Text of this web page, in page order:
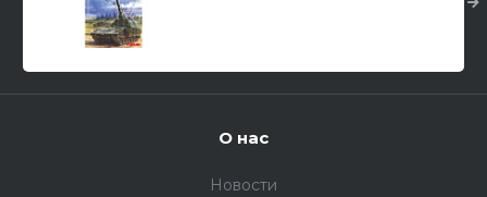
О нас
Новости